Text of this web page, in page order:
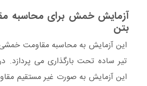
آزمایش خمش برای محاسبه
بتن
این آزمایش به محاسبه مقاومت خمشی
تیر ساده تحت بارگذاری می پردازد.
این آزمایش به صورت غیر مستقیم